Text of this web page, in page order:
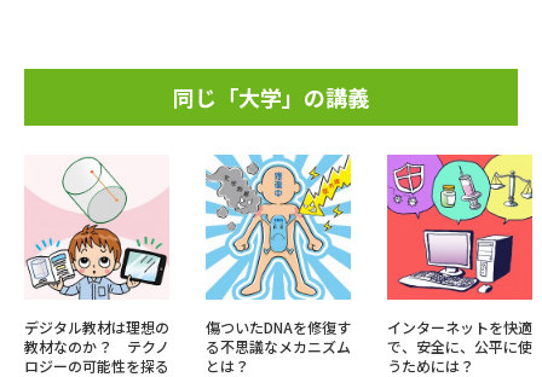
同じ「大学」の講義
デジタル教材は理想の
教材なのか？ テクノ
ロジーの可能性を探る
傷ついたDNAを修復す
る不思議なメカニズム
とは？
インターネットを快適
で、安全に、公平に使
うためには？